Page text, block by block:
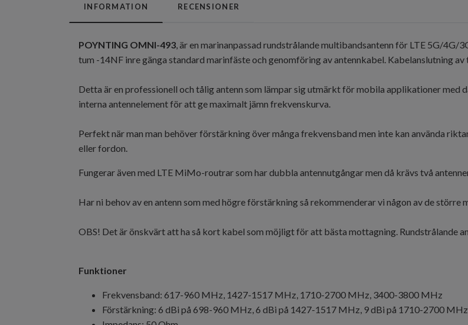
INFORMATION RECENSIONER
POYNTING OMNI-493 , är en marinanpassad rundstrålande multibandsantenn för LTE 5G/
tum -14NF inre gänga standard marinfäste och genomföring av antennkabel. Kabelanslutning
Detta är en professionell och tålig antenn som lämpar sig utmärkt för mobila applikationer med
interna antennelement för att ge maximalt jämn frekvenskurva.
Perfekt när man man behöver förstärkning över många frekvensband men inte kan använda
eller fordon.
Fungerar även med LTE MiMo-routrar som har dubbla antennutgångar men då krävs två
Har ni behov av en antenn som med högre förstärkning så rekommenderar vi någon av de större
OBS! Det är önskvärt att ha så kort kabel som möjligt för att bästa mottagning. Rundstrålande
Funktioner
Frekvensband: 617-960 MHz, 1427-1517 MHz, 1710-2700 MHz, 3400-3800 MHz
Förstärkning: 6 dBi på 698-960 MHz, 6 dBi på 1427-1517 MHz, 9 dBi på 1710-2700